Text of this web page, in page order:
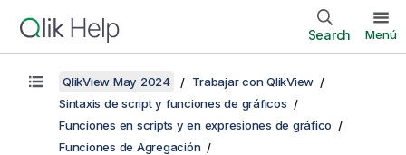
Search Menú
QlikView May 2024
Trabajar con QlikView
Sintaxis de script y funciones de gráficos
Funciones en scripts y en expresiones de gráfico
Funciones de Agregación